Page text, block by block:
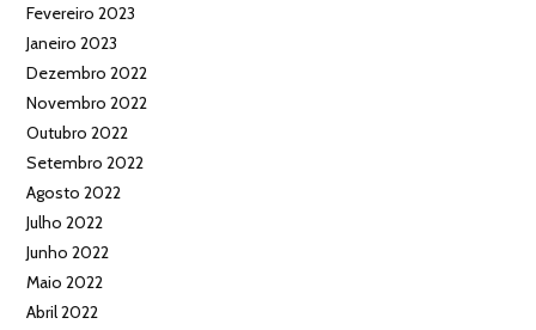
Fevereiro 2023
Janeiro 2023
Dezembro 2022
Novembro 2022
Outubro 2022
Setembro 2022
Agosto 2022
Julho 2022
Junho 2022
Maio 2022
Abril 2022